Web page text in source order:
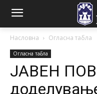
Насловна Огласна табла
Огласна табла
ЈАВЕН